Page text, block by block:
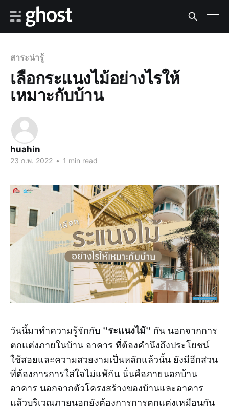
สาระน่ารู้
เลือกระแนงไม้อย่างไรให้
เหมาะกับบ้าน
huahin
23 ก.พ. 2022 • 1 min read
วันนี้มาทำความรู้จักกับ "ระแนงไม้" กัน นอกจากการ
ตกแต่งภายในบ้าน อาคาร ที่ต้องคำนึงถึงประโยชน์
ใช้สอยและความสวยงามเป็นหลักแล้วนั้น ยังมีอีกส่วน
ที่ต้องการการใส่ใจไม่แพ้กัน นั่นคือภายนอกบ้าน
อาคาร นอกจากตัวโครงสร้างของบ้านและอาคาร
แล้วบริเวณภายนอกยังต้องการการตกแต่งเหมือนกัน